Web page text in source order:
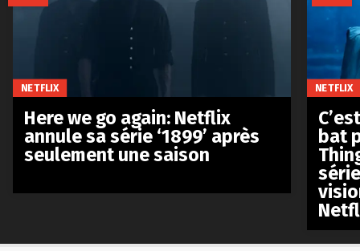
NETFLIX
Here we go again: Netflix
annule sa série ‘1899’ après
seulement une saison
NETFLIX
bat